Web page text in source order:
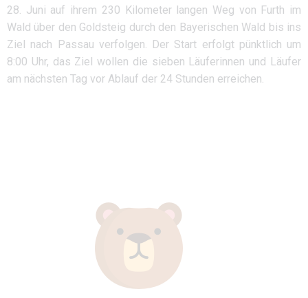
28. Juni auf ihrem 230 Kilometer langen Weg von Furth im
Wald über den Goldsteig durch den Bayerischen Wald bis ins
Ziel nach Passau verfolgen. Der Start erfolgt pünktlich um
8:00 Uhr, das Ziel wollen die sieben Läuferinnen und Läufer
am nächsten Tag vor Ablauf der 24 Stunden erreichen.